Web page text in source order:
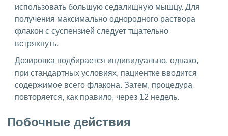
использовать большую седалищную мышцу. Для
получения максимально однородного раствора
флакон с суспензией следует тщательно
встряхнуть.
Дозировка подбирается индивидуально, однако,
при стандартных условиях, пациентке вводится
содержимое всего флакона. Затем, процедура
повторяется, как правило, через 12 недель.
Побочные действия